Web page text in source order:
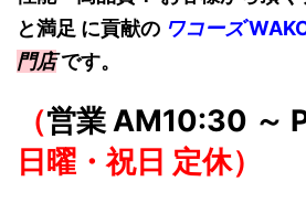
と満足 に貢献の ワコーズW
門店です。
（営業 AM10:30 ～
日曜・祝日 定休）